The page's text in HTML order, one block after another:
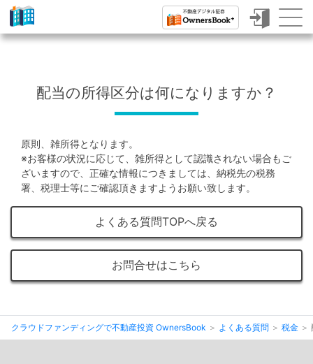
ク
ァ
ン
デ
ン
で
不
動
配当の所得区分は何になりますか？
原則、雑所得となります。
※お客様の状況に応じて、雑所得として認識されない場合もご
ざいますので、正確な情報につきましては、納税先の税務
署、税理士等にご確認頂きますようお願い致します。
よくある質問TOPへ戻る
お問合せはこちら
クラウドファンディングで不動産投資 OwnersBook よくある質問 税金